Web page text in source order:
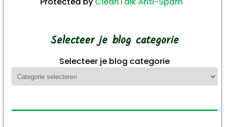
Selecteer je blog categorie
Selecteer je blog categorie